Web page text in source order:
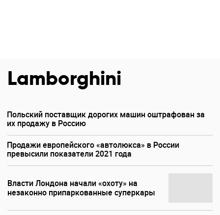
Lamborghini
Польский поставщик дорогих машин оштрафован за
их продажу в Россию
Продажи европейского «автолюкса» в России
превысили показатели 2021 года
Власти Лондона начали «охоту» на
незаконно припаркованные суперкары